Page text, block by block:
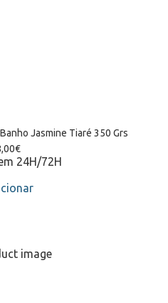
Jasmine Tiaré 350 Grs
€
24H/72H